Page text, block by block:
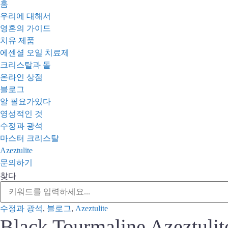
홈
우리에 대해서
영혼의 가이드
치유 제품
에센셜 오일 치료제
크리스탈과 돌
온라인 상점
블로그
알 필요가있다
영성적인 것
수정과 광석
마스터 크리스탈
Azeztulite
문의하기
찾다
수정과 광석, 블로그, Azeztulite